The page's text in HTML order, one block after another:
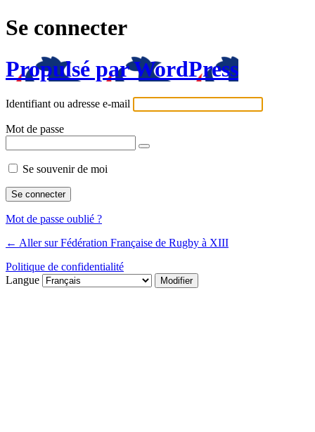
Se connecter
Propulsé par WordPress
Identifiant ou adresse e-mail
Mot de passe
Se souvenir de moi
Mot de passe oublié ?
← Aller sur Fédération Française de Rugby à XIII
Politique de confidentialité
Langue